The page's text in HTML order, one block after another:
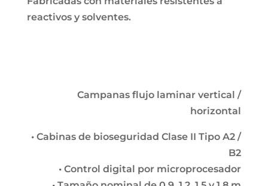
reactivos y solventes.
Campanas flujo laminar vertical /
horizontal
• Cabinas de bioseguridad Clase II Tipo A2 /
B2
• Control digital por microprocesador